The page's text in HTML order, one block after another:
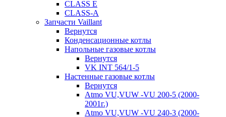
CLASS E
CLASS-A
Запчасти Vaillant
Вернутся
Конденсационные котлы
Напольные газовые котлы
Вернутся
VK INT 564/1-5
Настенные газовые котлы
Вернутся
Atmo VU,VUW -VU 200-5 (2000-
2001г.)
Atmo VU,VUW -VU 240-3 (2000-